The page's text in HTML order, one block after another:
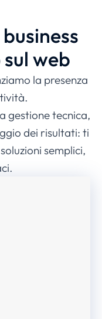
web
la presenza
gestione tecnica,
dei risultati: ti
semplici,